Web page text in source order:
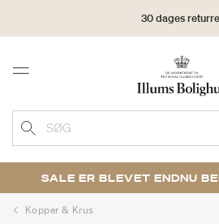
30 dages
Menu
SØG
SALE ER BLEVET ENDNU
Kopper & Krus